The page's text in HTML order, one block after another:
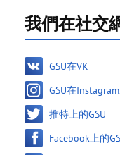
我們在社交
GSU在VK
GSU在
推特上的GSU
Facebook上的